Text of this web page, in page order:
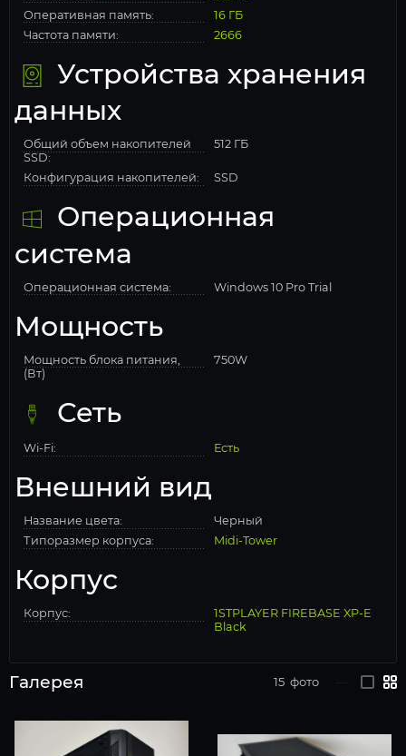
Оперативная память:
16 ГБ
Частота памяти:
2666
Устройства хранения
данных
Общий объем накопителей
SSD:
512 ГБ
Конфигурация накопителей: SSD
Операционная
система
Операционная система: Windows 10 Pro Trial
Мощность
Мощность блока питания,
(Вт)
750W
Сеть
Wi-Fi: Есть
Внешний вид
Название цвета:
Черный
Типоразмер корпуса:
Midi-Tower
Корпус
Корпус:
1STPLAYER FIREBASE XP-E
Black
Галерея 15 фото